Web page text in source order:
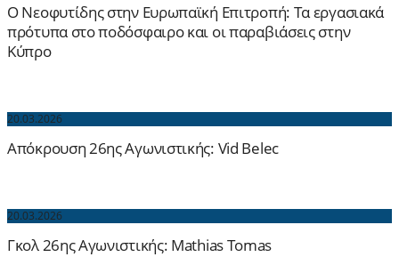
Ο Νεοφυτίδης στην Ευρωπαϊκή Επιτροπή: Τα εργασιακά
πρότυπα στο ποδόσφαιρο και οι παραβιάσεις στην
Κύπρο
20.03.2026
Απόκρουση 26ης Αγωνιστικής: Vid Belec
20.03.2026
Γκολ 26ης Αγωνιστικής: Mathias Tomas